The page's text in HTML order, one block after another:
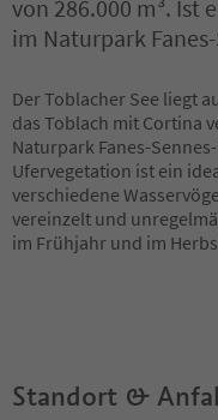
von 286.000 m³. Ist
im Naturpark
Der Toblacher See liegt
das Toblach mit Cortina
Naturpark Fanes-
Ufervegetation ist ein
verschiedene
vereinzelt und
im Frühjahr und im
Standort &